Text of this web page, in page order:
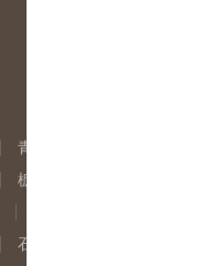
青森県のバー検索
栃木県のバー検索
石川県のバー検索